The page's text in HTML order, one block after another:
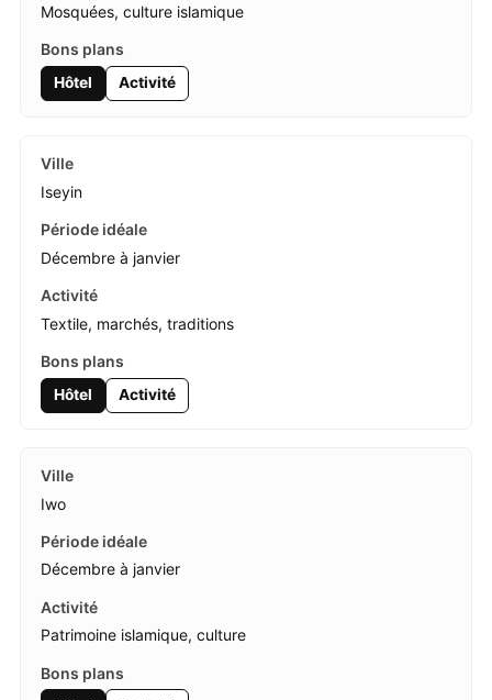
Mosquées, culture islamique
Hôtel Activité
Iseyin
Décembre à janvier
Textile, marchés, traditions
Hôtel Activité
Iwo
Décembre à janvier
Patrimoine islamique, culture